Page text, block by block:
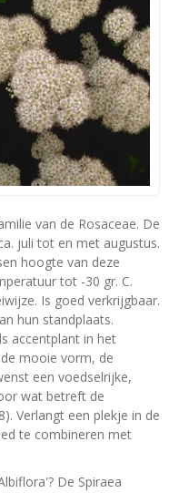
van de Rosaceae. De
juli tot en met augustus.
hoogte van deze
tot -30 gr. C.
Is goed verkrijgbaar.
hun standplaats.
accentplant in het
mooie vorm, de
een voedselrijke,
wat betreft de
Verlangt een plekje in de
te combineren met
De Spiraea